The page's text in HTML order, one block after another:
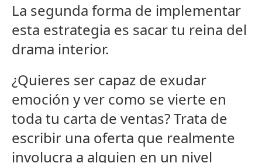
La segunda forma de implementar
esta estrategia es sacar tu reina del
drama interior.
¿Quieres ser capaz de exudar
emoción y ver como se vierte en
toda tu carta de ventas? Trata de
escribir una oferta que realmente
involucra a alguien en un nivel